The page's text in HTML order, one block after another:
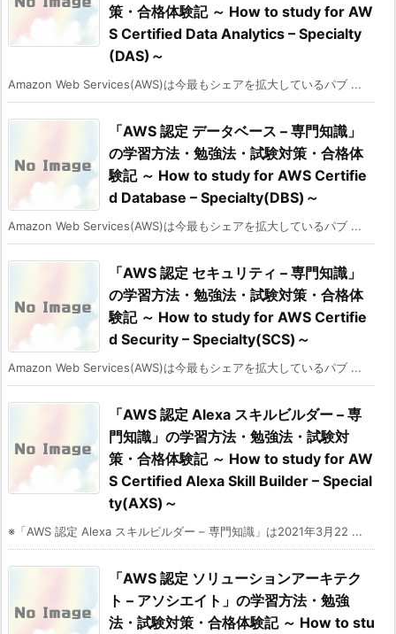
策・合格体験記 ～ How to study for AW
S Certified Data Analytics – Specialty
(DAS)～
Amazon Web Services(AWS)は今最もシェアを拡大しているパブ ...
「AWS 認定 データベース – 専門知識」
の学習方法・勉強法・試験対策・合格体
験記 ～ How to study for AWS Certifie
d Database – Specialty(DBS)～
Amazon Web Services(AWS)は今最もシェアを拡大しているパブ ...
「AWS 認定 セキュリティ – 専門知識」
の学習方法・勉強法・試験対策・合格体
験記 ～ How to study for AWS Certifie
d Security – Specialty(SCS)～
Amazon Web Services(AWS)は今最もシェアを拡大しているパブ ...
「AWS 認定 Alexa スキルビルダー – 専
門知識」の学習方法・勉強法・試験対
策・合格体験記 ～ How to study for AW
S Certified Alexa Skill Builder – Special
ty(AXS)～
※「AWS 認定 Alexa スキルビルダー – 専門知識」は2021年3月22 ...
「AWS 認定 ソリューションアーキテク
ト – アソシエイト」の学習方法・勉強
法・試験対策・合格体験記 ～ How to stu